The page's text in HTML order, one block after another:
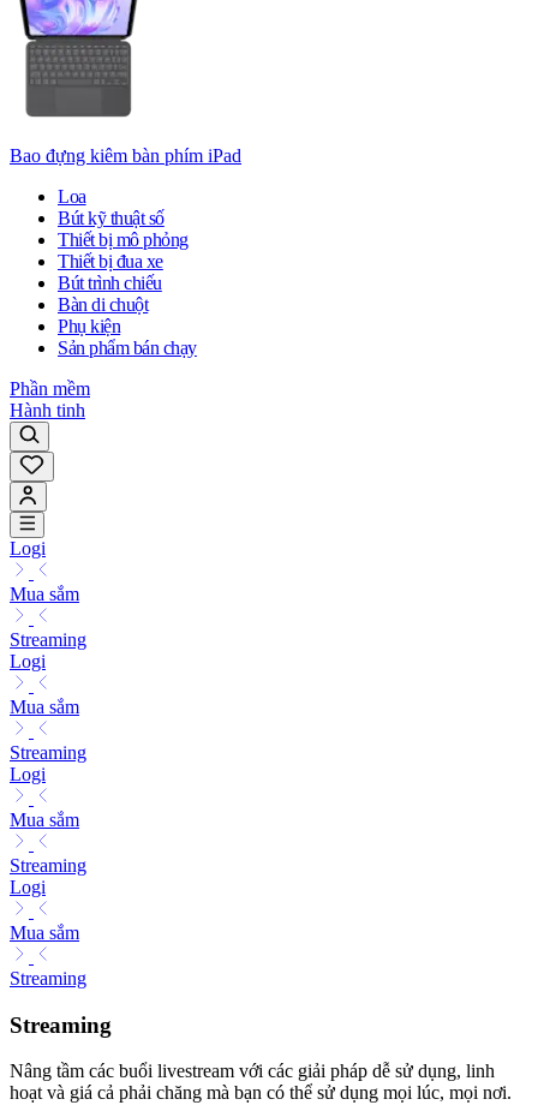
Bao đựng kiêm bàn phím iPad
Loa
Bút kỹ thuật số
Thiết bị mô phỏng
Thiết bị đua xe
Bút trình chiếu
Bàn di chuột
Phụ kiện
Sản phẩm bán chạy
Phần mềm
Hành tinh
Logi
Mua sắm
Streaming
Logi
Mua sắm
Streaming
Logi
Mua sắm
Streaming
Logi
Mua sắm
Streaming
Streaming
Nâng tầm các buổi livestream với các giải pháp dễ sử dụng, linh
hoạt và giá cả phải chăng mà bạn có thể sử dụng mọi lúc, mọi nơi.